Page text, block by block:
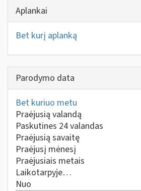
Aplankai
Bet kurį aplanką
Parodymo data
Bet kuriuo metu
Praėjusią valandą
Paskutines 24 valandas
Praėjusią savaitę
Praėjusį mėnesį
Praėjusiais metais
Laikotarpyje…
Nuo